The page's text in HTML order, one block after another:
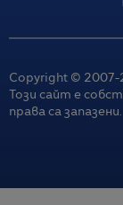
Copyright © 2007-
Този сайт е
права са запазени.